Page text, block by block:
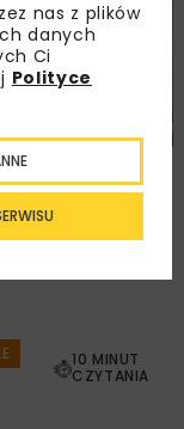
10 MINUT
CZYTANIA
nas z plików
danych
Ci
Polityce